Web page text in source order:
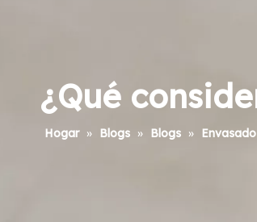
¿Qué
Hogar » Blogs » Blogs »